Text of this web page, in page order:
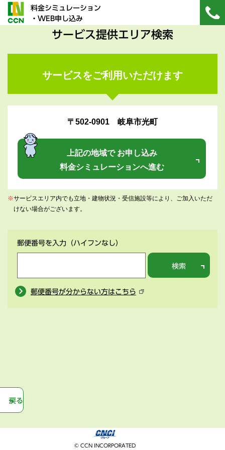
料金シミュレーション
・WEB申し込み
サービス提供エリア検索
サービスをご利用いただけます
〒502-0901 岐阜市光町
上記の地域で お申し込み
料金シミュレーションへ進む
※サービスエリア内でも立地・建物状況・受信施設等により、ご加入いただ
けない場合がございます。
郵便番号を入力 （ハイフンなし）
検索
郵便番号が分からない方はこちら
戻る
© CCN INCORPORATED